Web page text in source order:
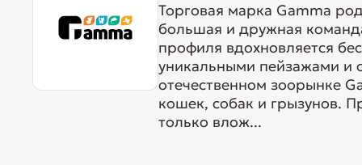
Торговая марка Gamma
большая и дружная
профиля вдохновляется
уникальными пейзажами и
отечественном зоорынке
кошек, собак и грызунов.
только влож...